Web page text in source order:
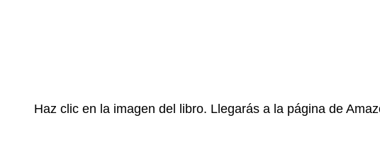
Haz clic en la imagen del libro. Llegarás a la página de